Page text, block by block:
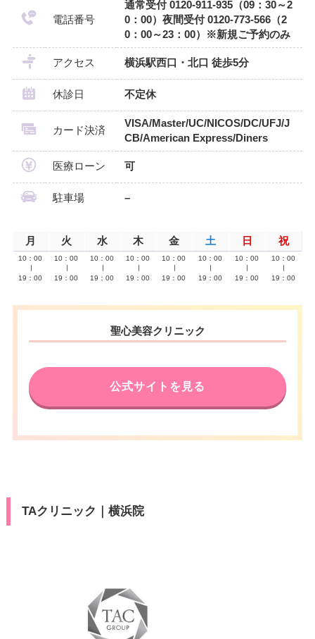
電話番号
通常受付 0120-911-935（09：30～2
0：00）夜間受付 0120-773-566（2
0：00～23：00）※新規ご予約のみ
アクセス 横浜駅西口・北口 徒歩5分
休診日 不定休
カード決済
VISA/Master/UC/NICOS/DC/UFJ/J
CB/American Express/Diners
医療ローン 可
駐車場 –
月 火 水 木 金 土 日 祝
10：00
19：00
10：00
19：00
10：00
19：00
10：00
19：00
10：00
19：00
10：00
19：00
10：00
19：00
10：00
19：00
聖心美容クリニック
公式サイトを見る
TAクリニック｜横浜院